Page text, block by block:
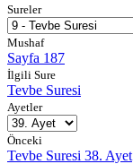
Sureler
Mushaf
Sayfa 187
İlgili Sure
Tevbe Suresi
Ayetler
Önceki
Tevbe Suresi 38. Ayet